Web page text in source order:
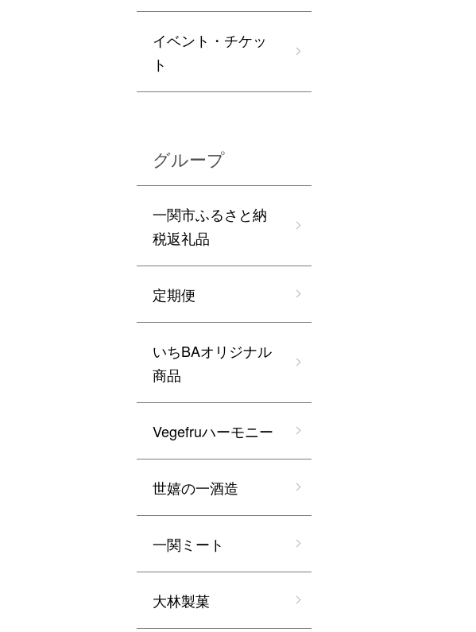
イベント・チケッ
ト
グループ
一関市ふるさと納
税返礼品
定期便
いちBAオリジナル
商品
Vegefruハーモニー
世嬉の一酒造
一関ミート
大林製菓